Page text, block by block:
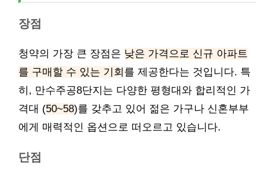
장점
청약의 가장 큰 장점은 낮은 가격으로 신규 아파트
를 구매할 수 있는 기회 를 제공한다는 것입니다. 특
히, 만수주공8단지는 다양한 평형대와 합리적인 가
격대 (50~58)를 갖추고 있어 젊은 가구나 신혼부부
에게 매력적인 옵션으로 떠오르고 있습니다.
단점